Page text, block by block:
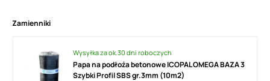
Zamienniki
Wysyłka za ok.30 dni roboczych
Papa na podłoża betonowe ICOPAL OMEGA BAZA 3
Szybki Profil SBS gr.3mm (10m2)